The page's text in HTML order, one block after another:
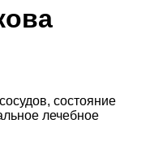
состояние
лечебное